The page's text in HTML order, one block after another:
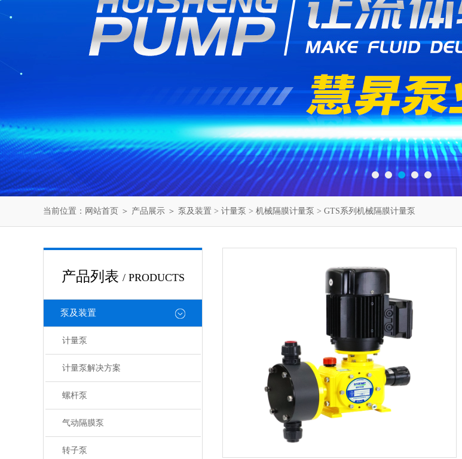
当前位置： 网站首页 ＞ 产品展示 ＞ 泵及装置 > 计量泵 > 机械隔膜计量泵 > GTS系列机械隔膜计量泵
产品列表 / PRODUCTS
泵及装置
计量泵
计量泵解决方案
螺杆泵
气动隔膜泵
转子泵